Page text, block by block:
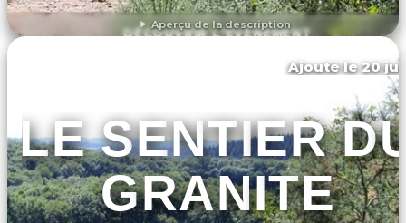
Aperçu de la description
DÉCOUVRIR L'ÉVÉNEMENT
Ajouté le 20
LE SENTIER
GRANITE